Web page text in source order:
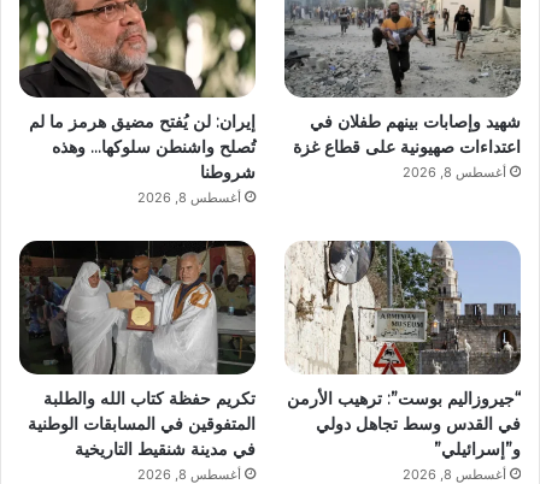
شهيد وإصابات بينهم طفلان في
اعتداءات صهيونية على قطاع غزة
أغسطس 8, 2026
إيران: لن يُفتح مضيق هرمز ما لم
تُصلح واشنطن سلوكها… وهذه
شروطنا
أغسطس 8, 2026
“جيروزاليم بوست”: ترهيب الأرمن
في القدس وسط تجاهل دولي
و”إسرائيلي”
أغسطس 8, 2026
تكريم حفظة كتاب الله والطلبة
المتفوقين في المسابقات الوطنية
في مدينة شنقيط التاريخية
أغسطس 8, 2026